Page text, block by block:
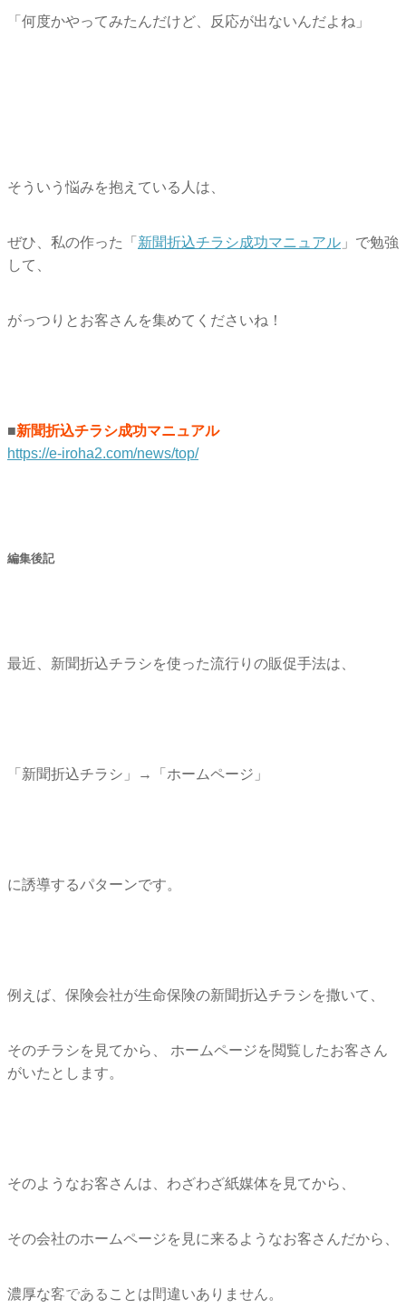
「何度かやってみたんだけど、反応が出ないんだよね」
そういう悩みを抱えている人は、
ぜひ、私の作った「 新聞折込チラシ成功マニュアル 」で勉強
して、
がっつりとお客さんを集めてくださいね！
■新聞折込チラシ成功マニュアル
https://e-iroha2.com/news/top/
編集後記
最近、新聞折込チラシを使った流行りの販促手法は、
「新聞折込チラシ」→「ホームページ」
に誘導するパターンです。
例えば、保険会社が生命保険の新聞折込チラシを撒いて、
そのチラシを見てから、 ホームページを閲覧したお客さん
がいたとします。
そのようなお客さんは、わざわざ紙媒体を見てから、
その会社のホームページを見に来るようなお客さんだから、
濃厚な客であることは間違いありません。
はコチラ!
はコチラ!